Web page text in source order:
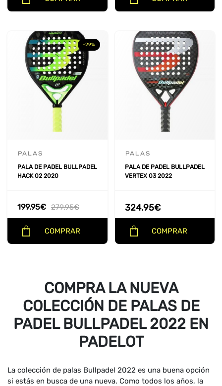
-29%
PALAS
PALA DE PADEL BULLPADEL
HACK 02 2020
279.95€
199.95€
COMPRAR
PALAS
PALA DE PADEL BULLPADEL
VERTEX 03 2022
324.95€
COMPRAR
COMPRA LA NUEVA
COLECCIÓN DE PALAS DE
PADEL BULLPADEL 2022 EN
PADELOT
La colección de palas Bullpadel 2022 es una buena opción
si estás en busca de una nueva. Como todos los años, la